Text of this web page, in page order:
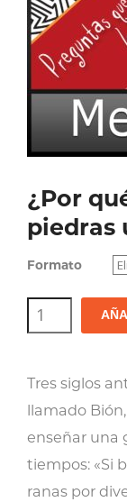
¿Por
piedras
Formato
¿Por
qué
lanzamos
unos
a
Tres siglos
llamado
enseñar una
tiempos: «Si
ranas por